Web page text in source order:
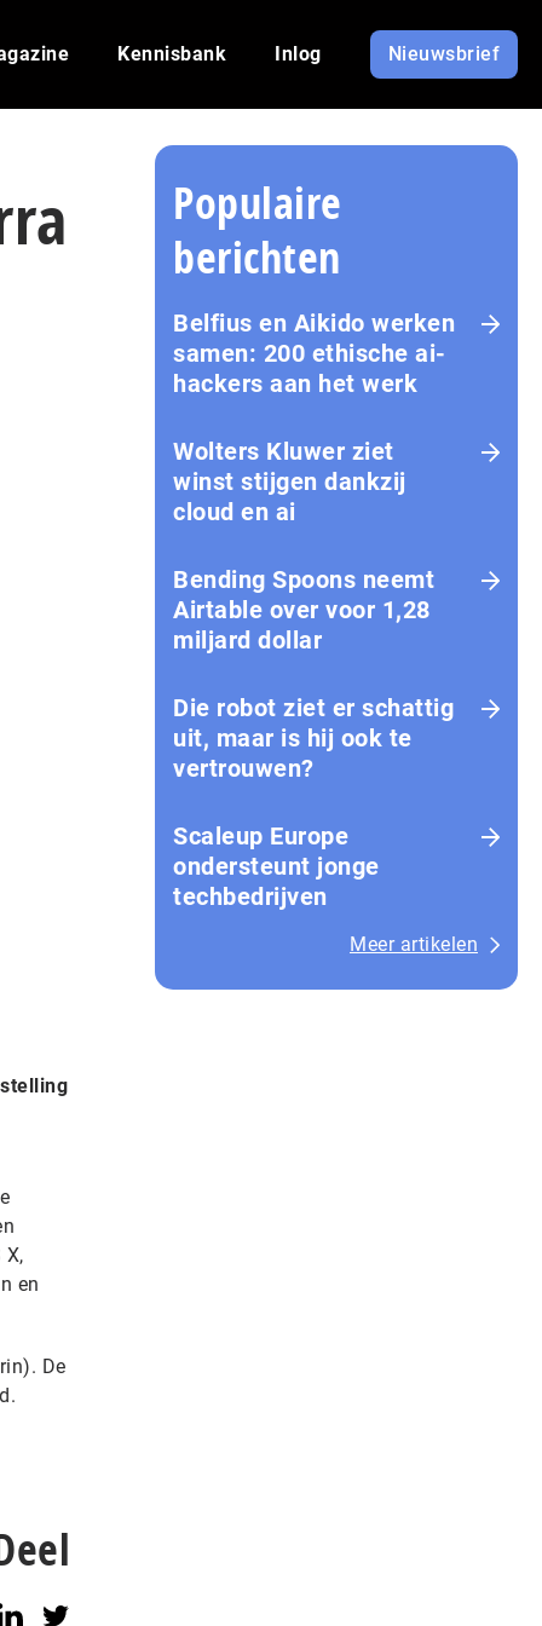
Kennisbank Inlog Nieuwsbrief
en
De
Populaire
berichten
Belfius en Aikido werken
samen: 200 ethische ai-
hackers aan het werk
Wolters Kluwer ziet
winst stijgen dankzij
cloud en ai
Bending Spoons neemt
Airtable over voor 1,28
miljard dollar
Die robot ziet er schattig
uit, maar is hij ook te
vertrouwen?
Scaleup Europe
ondersteunt jonge
techbedrijven
Meer artikelen